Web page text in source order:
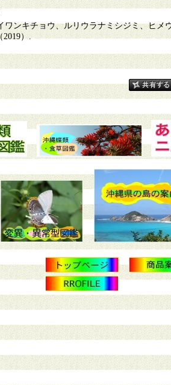
ワンキチョウ、ルリウラナミシジミ、ヒ
2019）.